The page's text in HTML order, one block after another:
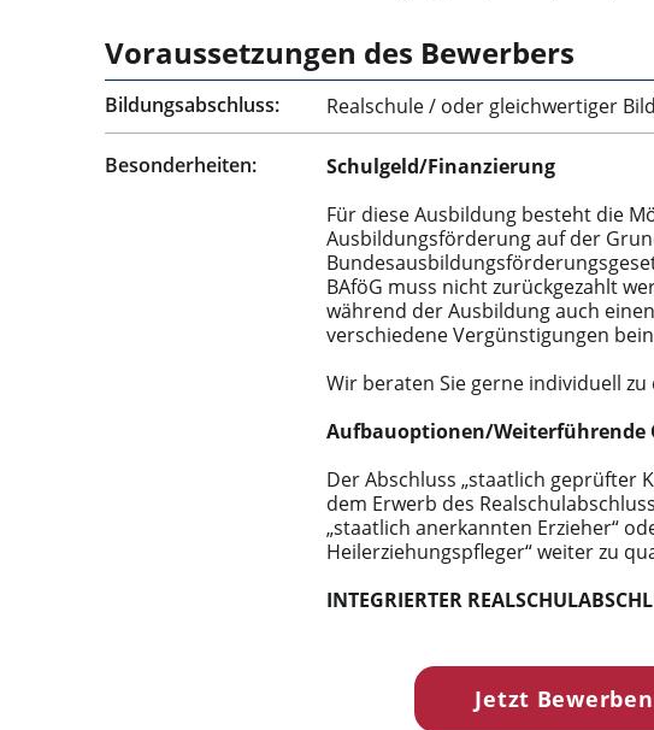
Voraussetzungen des Bewerbers
Bildungsabschluss: Realschule / oder gleichwertiger
Besonderheiten:
Schulgeld/Finanzierung
Für diese Ausbildung besteht die
Ausbildungsförderung auf der
BAföG muss nicht zurückgezahlt
während der Ausbildung auch
verschiedene Vergünstigungen
Wir beraten Sie gerne individuell
Aufbauoptionen/
Der Abschluss „staatlich geprüfter
dem Erwerb des
„staatlich anerkannten Erzieher“
Heilerziehungspfleger“ weiter zu
INTEGRIERTER
Jetzt Bewerben